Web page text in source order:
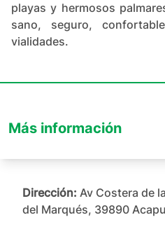
playas y hermosos
sano, seguro,
vialidades.
Más información
Dirección: Av Costera de
del Marqués, 39890